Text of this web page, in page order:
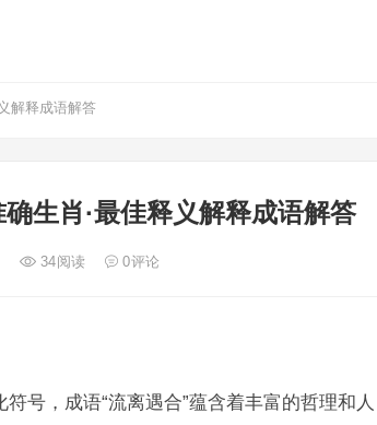
解释成语解答
生肖·最佳释义解释成语解答
34阅读 0评论
号，成语“流离遇合”蕴含着丰富的哲理和人